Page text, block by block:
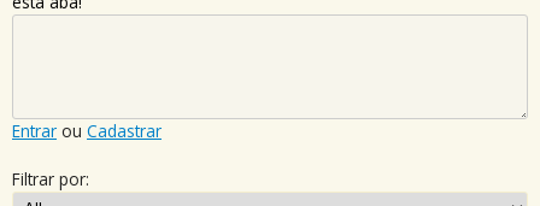
Entrar ou Cadastrar
Filtrar por: